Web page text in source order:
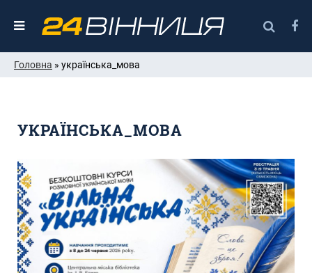
Головна » українська_мова
УКРАЇНСЬКА_МОВА